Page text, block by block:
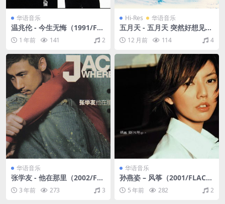
华语音乐
温兆伦 - 今生无悔（1991/FL
AC/分轨/302M）
1 年前 141 2
Hi-Res 华语音乐
五月天 - 五月天 突然好想见到
你 live in the sky（2020/FL
AC/分轨/619M）
12 月前 114 4
华语音乐
张学友 - 他在那里（2002/FL
AC/分轨/318M）
3 年前 273 3
华语音乐
孙燕姿 – 风筝（2001/FLAC/
分轨/255M）
5 年前 282 2